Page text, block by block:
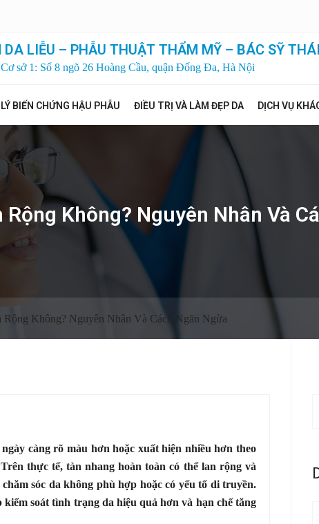
DA LIỄU – PHẪU THUẬT THẨM MỸ – BÁC SỸ
Cơ sở 1: Số 8 ngõ 26 Hoàng Cầu, quận Đống Đa, Hà Nội
BIẾN CHỨNG HẬU PHẪU ĐIỀU TRỊ VÀ LÀM ĐẸP DA DỊCH VỤ
Rộng Không? Nguyên Nhân Và
Rộng Không? Nguyên Nhân Và Cách Ngăn Ngừa
càng rõ màu hơn hoặc xuất hiện nhiều hơn theo
thực tế, tàn nhang hoàn toàn có thể lan rộng và
sóc da không phù hợp hoặc có yếu tố di truyền.
soát tình trạng da hiệu quả hơn và hạn chế tăng